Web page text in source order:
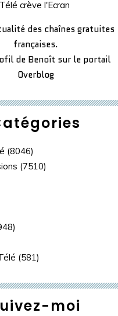
(8046)
(7510)
(581)
des chaînes gratuites
françaises.
de Benoît sur le portail
Overblog
moi